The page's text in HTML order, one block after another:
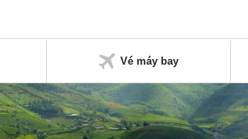
Vé máy bay